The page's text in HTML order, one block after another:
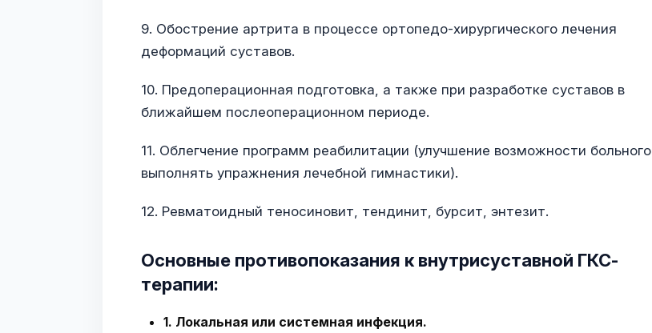
9. Обострение артрита в процессе ортопедо-хирургического лечения
деформаций суставов.
10. Предоперационная подготовка, а также при разработке суставов в
ближайшем послеоперационном периоде.
11. Облегчение программ реабилитации (улучшение возможности больного
выполнять упражнения лечебной гимнастики).
12. Ревматоидный теносиновит, тендинит, бурсит, энтезит.
Основные противопоказания к внутрисуставной ГКС-
терапии:
1. Локальная или системная инфекция.